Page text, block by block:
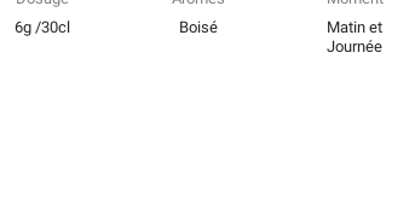
6g /30cl
Boisé
Matin et
Journée